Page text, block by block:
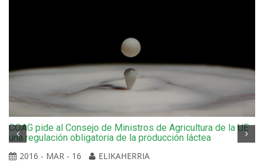
COAG pide al Consejo de Ministros de Agricultura de la UE
una regulación obligatoria de la producción láctea
2016 - MAR - 16
ELIKAHERRIA